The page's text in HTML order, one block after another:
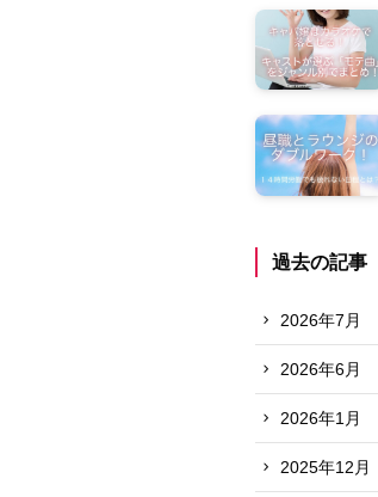
過去の記事
2026年7月
2026年6月
2026年1月
2025年12月